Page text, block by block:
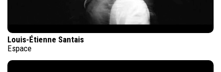
Louis-Étienne Santais
Espace